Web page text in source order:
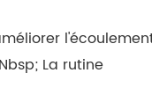
La rutine